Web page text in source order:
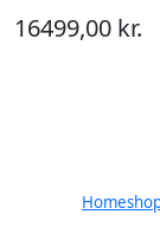
16499,00 kr.